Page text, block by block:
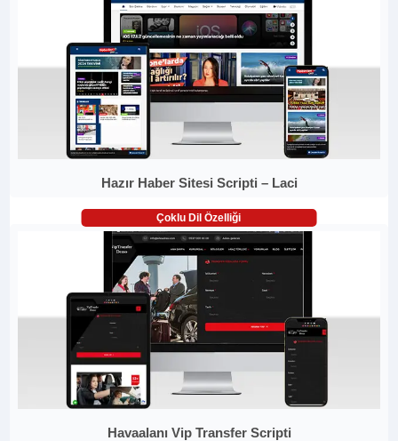
Hazır Haber Sitesi Scripti – Laci
Çoklu Dil Özelliği
Havaalanı Vip Transfer Scripti